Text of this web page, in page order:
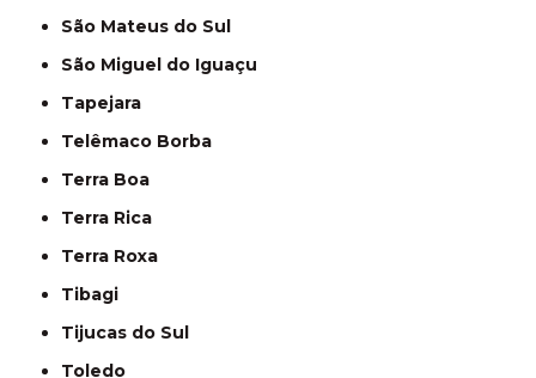
São Mateus do Sul
São Miguel do Iguaçu
Tapejara
Telêmaco Borba
Terra Boa
Terra Rica
Terra Roxa
Tibagi
Tijucas do Sul
Toledo